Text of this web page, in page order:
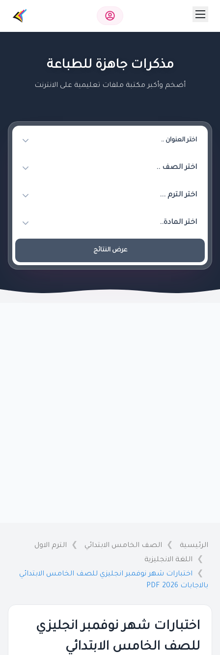
مذكرات جاهزة للطباعة
أضخم وأكبر مكتبة ملفات تعليمية على الانترنت
عرض النتائج
الرئيسية الصف الخامس الابتدائي
الترم الاول
اللغة الانجليزية
اختبارات شهر نوفمبر انجليزي للصف الخامس الابتدائي
بالاجابات 2026 PDF
اختبارات شهر نوفمبر انجليزي
للصف الخامس الابتدائي